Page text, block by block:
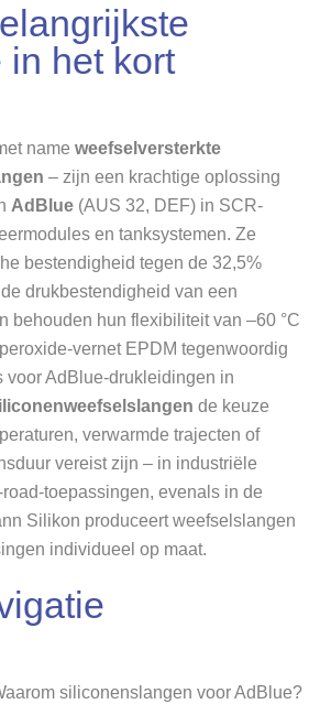
in het kort
name weefselversterkte
– zijn een krachtige oplossing
AdBlue (AUS 32, DEF) in SCR-
en tanksystemen. Ze
bestendigheid tegen de 32,5%
drukbestendigheid van een
behouden hun flexibiliteit van –60 °C
vernet EPDM tegenwoordig
voor AdBlue-drukleidingen in
de keuze
verwarmde trajecten of
vereist zijn – in industriële
toepassingen, evenals in de
Silikon produceert weefselslangen
individueel op maat.
siliconenslangen voor AdBlue?